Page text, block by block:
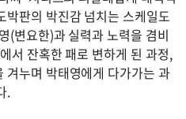
박판의 박진감 넘치는 스케일도
(변요한)과 실력과 노력을 겸비
서 잔혹한 패로 변하게 된 과정,
겨누며 박태영에게 다가가는 과
.